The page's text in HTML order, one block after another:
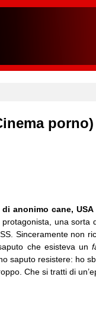
porno)
di anonimo cane, USA
una sorta
Sinceramente non
che esisteva un
saputo resistere: ho
Che si tratti di